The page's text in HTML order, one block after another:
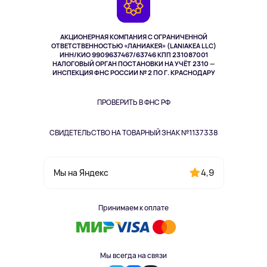
АКЦИОНЕРНАЯ КОМПАНИЯ С ОГРАНИЧЕННОЙ
ОТВЕТСТВЕННОСТЬЮ «ЛАНИАКЕЯ» (LANIAKEA LLC)
ИНН/КИО 9909637467/63746 КПП 231087001
НАЛОГОВЫЙ ОРГАН ПОСТАНОВКИ НА УЧЁТ 2310 —
ИНСПЕКЦИЯ ФНС РОССИИ № 2 ПО Г. КРАСНОДАРУ
ПРОВЕРИТЬ В ФНС РФ
СВИДЕТЕЛЬСТВО НА ТОВАРНЫЙ ЗНАК №1137338
Мы на Яндекс 4,9
Принимаем к оплате
Мы всегда на связи
Здоровье питомцев
Одежда и аксессуары